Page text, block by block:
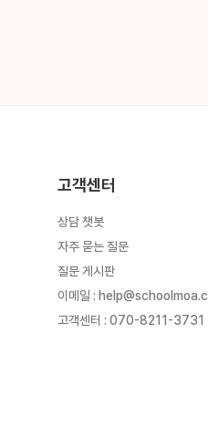
고객센터
상담 챗봇
자주 묻는 질문
질문 게시판
이메일 :
고객센터 : 070-8211-3731